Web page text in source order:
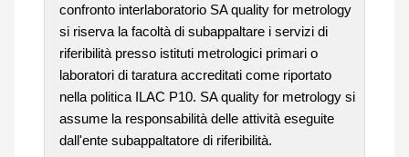
confronto interlaboratorio SA quality for metrology
si riserva la facoltà di subappaltare i servizi di
riferibilità presso istituti metrologici primari o
laboratori di taratura accreditati come riportato
nella politica ILAC P10. SA quality for metrology si
assume la responsabilità delle attività eseguite
dall'ente subappaltatore di riferibilità.